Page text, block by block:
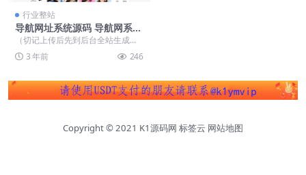
行业整站
导航网址系统源码 导航网系统
源码 仿hao123导航网源码
（切记上传后先到后台全站生成下h
tml静态页面） 1.本程序为asp+acc
es...3 年前 246
Copyright © 2021 K1源码网 标签云 网站地图